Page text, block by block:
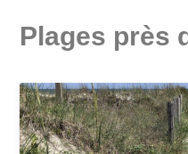
Plages près